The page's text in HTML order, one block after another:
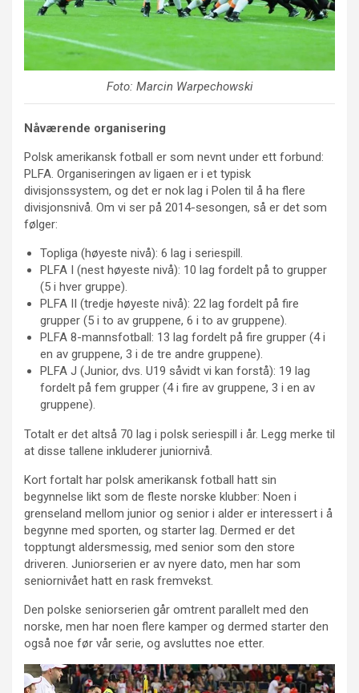
Foto: Marcin Warpechowski
Nåværende organisering
Polsk amerikansk fotball er som nevnt under ett forbund:
PLFA. Organiseringen av ligaen er i et typisk
divisjonssystem, og det er nok lag i Polen til å ha flere
divisjonsnivå. Om vi ser på 2014-sesongen, så er det som
følger:
Topliga (høyeste nivå): 6 lag i seriespill.
PLFA I (nest høyeste nivå): 10 lag fordelt på to grupper
(5 i hver gruppe).
PLFA II (tredje høyeste nivå): 22 lag fordelt på fire
grupper (5 i to av gruppene, 6 i to av gruppene).
PLFA 8-mannsfotball: 13 lag fordelt på fire grupper (4 i
en av gruppene, 3 i de tre andre gruppene).
PLFA J (Junior, dvs. U19 såvidt vi kan forstå): 19 lag
fordelt på fem grupper (4 i fire av gruppene, 3 i en av
gruppene).
Totalt er det altså 70 lag i polsk seriespill i år. Legg merke til
at disse tallene inkluderer juniornivå.
Kort fortalt har polsk amerikansk fotball hatt sin
begynnelse likt som de fleste norske klubber: Noen i
grenseland mellom junior og senior i alder er interessert i å
begynne med sporten, og starter lag. Dermed er det
topptungt aldersmessig, med senior som den store
driveren. Juniorserien er av nyere dato, men har som
seniornivået hatt en rask fremvekst.
Den polske seniorserien går omtrent parallelt med den
norske, men har noen flere kamper og dermed starter den
også noe før vår serie, og avsluttes noe etter.